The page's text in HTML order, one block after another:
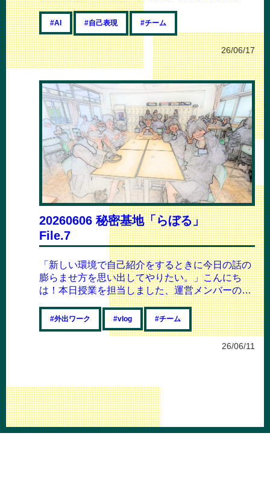
欲しい！！」 皆さんこんにちは。 今回...
#AI #自己表現 #チーム
26/06/17
20260606 秘密基地「らぼる」
File.7
「新しい環境で自己紹介をするときに今日の話の
膨らませ方を思い出してやりたい。」こんにち
は！本日授業を担当しました、運営メンバーのゆ
うです。本日は50分の授業×1コマで、私はと...
#外出ワーク #vlog #チーム
26/06/11